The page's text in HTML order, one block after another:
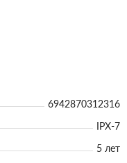
6942870312316
IPX-7
5 лет